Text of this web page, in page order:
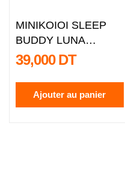
MINIKOIOI SLEEP
BUDDY LUNA
SUCETTE EN
SILICONE...
39,000 DT
Ajouter au panier